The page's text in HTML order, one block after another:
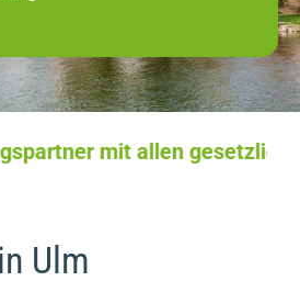
mit allen gesetzlichen
Ulm